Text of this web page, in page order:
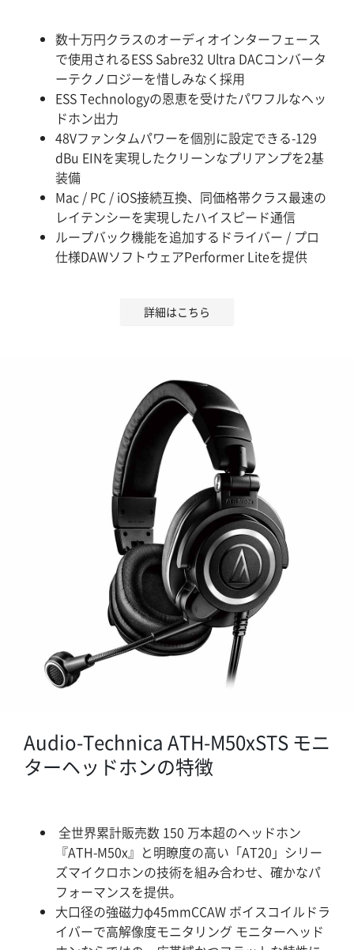
数十万円クラスのオーディオインターフェース
で使用されるESS Sabre32 Ultra DACコンバータ
ーテクノロジーを惜しみなく採用
ESS Technologyの恩恵を受けたパワフルなヘッ
ドホン出力
48Vファンタムパワーを個別に設定できる-129
dBu EINを実現したクリーンなプリアンプを2基
装備
Mac / PC / iOS接続互換、同価格帯クラス最速の
レイテンシーを実現したハイスピード通信
ループバック機能を追加するドライバー / プロ
仕様DAWソフトウェアPerformer Liteを提供
詳細はこちら
Audio-Technica ATH-M50xSTS モニ
ターヘッドホンの特徴
全世界累計販売数 150 万本超のヘッドホン
『ATH-M50x』と明瞭度の高い「AT20」シリー
ズマイクロホンの技術を組み合わせ、確かなパ
フォーマンスを提供。
大口径の強磁力φ45mmCCAW ボイスコイルドラ
イバーで高解像度モニタリング モニターヘッド